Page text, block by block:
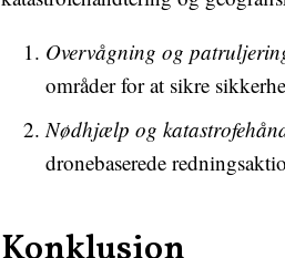
Overvågning og
områder for at sikre
Nødhjælp og
dronebaserede